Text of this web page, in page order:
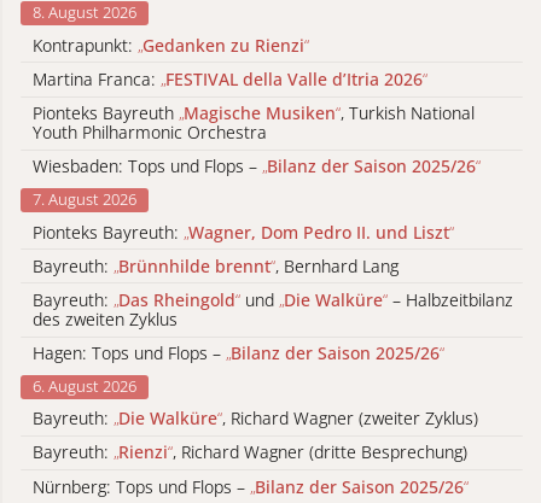
8. August 2026
Kontrapunkt: „Gedanken zu Rienzi“
Martina Franca: „FESTIVAL della Valle d’Itria 2026“
Pionteks Bayreuth „Magische Musiken“, Turkish National
Youth Philharmonic Orchestra
Wiesbaden: Tops und Flops – „Bilanz der Saison 2025/26“
7. August 2026
Pionteks Bayreuth: „Wagner, Dom Pedro II. und Liszt“
Bayreuth: „Brünnhilde brennt“, Bernhard Lang
Bayreuth: „Das Rheingold“ und „Die Walküre“ – Halbzeitbilanz
des zweiten Zyklus
Hagen: Tops und Flops – „Bilanz der Saison 2025/26“
6. August 2026
Bayreuth: „Die Walküre“, Richard Wagner (zweiter Zyklus)
Bayreuth: „Rienzi“, Richard Wagner (dritte Besprechung)
Nürnberg: Tops und Flops – „Bilanz der Saison 2025/26“